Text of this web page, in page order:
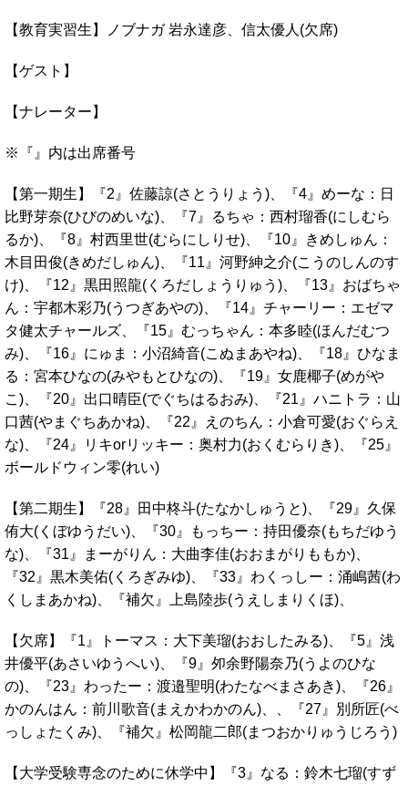
【教育実習生】ノブナガ 岩永達彦、信太優人(欠席)
【ゲスト】
【ナレーター】
※『』内は出席番号
【第一期生】『2』佐藤諒(さとうりょう)、『4』めーな：日
比野芽奈(ひびのめいな)、『7』るちゃ：西村瑠香(にしむら
るか)、『8』村西里世(むらにしりせ)、『10』きめしゅん：
木目田俊(きめだしゅん)、『11』河野紳之介(こうのしんのす
け)、『12』黒田照龍(くろだしょうりゅう)、『13』おばちゃ
ん：宇都木彩乃(うつぎあやの)、『14』チャーリー：エゼマ
タ健太チャールズ、『15』むっちゃん：本多睦(ほんだむつ
み)、『16』にゅま：小沼綺音(こぬまあやね)、『18』ひなま
る：宮本ひなの(みやもとひなの)、『19』女鹿椰子(めがや
こ)、『20』出口晴臣(でぐちはるおみ)、『21』ハニトラ：山
口茜(やまぐちあかね)、『22』えのちん：小倉可愛(おぐらえ
な)、『24』リキorリッキー：奥村力(おくむらりき)、『25』
ボールドウィン零(れい)
【第二期生】『28』田中柊斗(たなかしゅうと)、『29』久保
侑大(くぼゆうだい)、『30』もっちー：持田優奈(もちだゆう
な)、『31』まーがりん：大曲李佳(おおまがりももか)、
『32』黒木美佑(くろぎみゆ)、『33』わくっしー：涌嶋茜(わ
くしまあかね)、『補欠』上島陸歩(うえしまりくほ)、
【欠席】『1』トーマス：大下美瑠(おおしたみる)、『5』浅
井優平(あさいゆうへい)、『9』夘余野陽奈乃(うよのひな
の)、『23』わったー：渡邉聖明(わたなべまさあき)、『26』
かのんはん：前川歌音(まえかわかのん)、、『27』別所匠(べ
っしょたくみ)、『補欠』松岡龍二郎(まつおかりゅうじろう)
【大学受験専念のために休学中】『3』なる：鈴木七瑠(すず